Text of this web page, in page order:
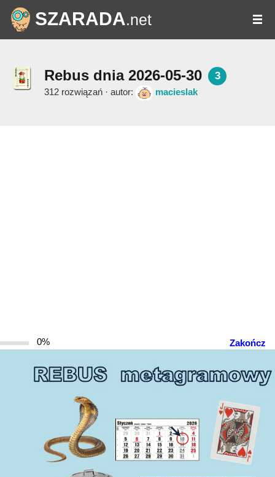
SZARADA.net
Rebus dnia 2026-05-30 3
312 rozwiązań · autor: macieslak
Zakończ
0%